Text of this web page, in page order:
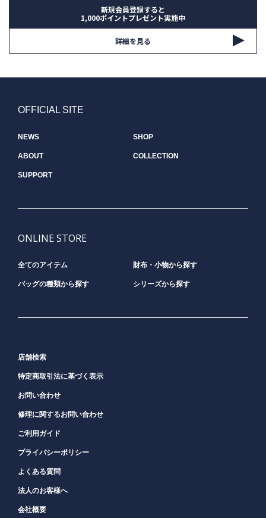
新規会員登録すると
1,000ポイントプレゼント実施中
詳細を見る
OFFICIAL SITE
NEWS SHOP
ABOUT COLLECTION
SUPPORT
ONLINE STORE
全てのアイテム 財布・小物から探す
バッグの種類から探す シリーズから探す
店舗検索
特定商取引法に基づく表示
お問い合わせ
修理に関するお問い合わせ
ご利用ガイド
プライバシーポリシー
よくある質問
法人のお客様へ
会社概要